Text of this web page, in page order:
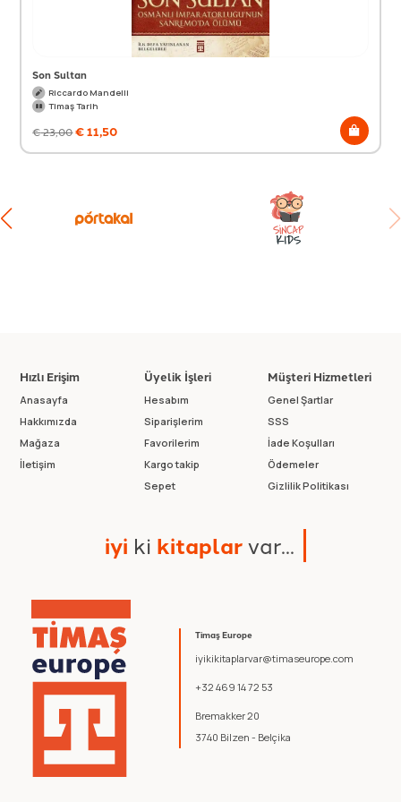
Son Sultan
Riccardo Mandelli
Timaş Tarih
€23,00€11,50
Timaş Europe
iyikikitaplarvar@timaseurope.com
+32 469 14 72 53
Bremakker 20
3740 Bilzen - Belçika
Hızlı Erişim
Anasayfa
Hakkımızda
Mağaza
İletişim
Üyelik İşleri
Hesabım
Siparişlerim
Favorilerim
Kargo takip
Sepet
Müşteri Hizmetleri
Genel Şartlar
SSS
İade Koşulları
Ödemeler
Gizlilik Politikası
iyi ki kitaplarvar...